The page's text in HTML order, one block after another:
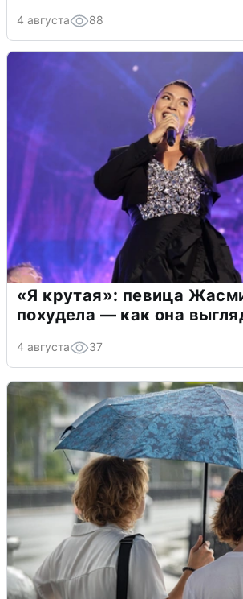
4 августа 88
«Я крутая»: певица
похудела — как она
4 августа 37